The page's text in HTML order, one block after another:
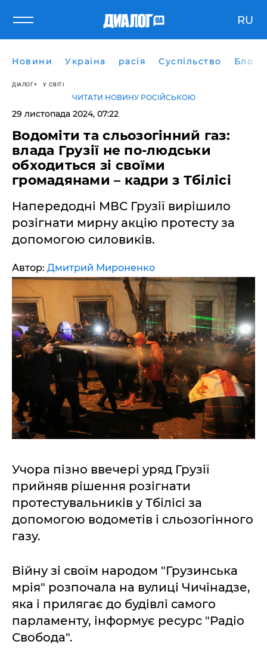
RU
Новини Україна расія Суспільство Блоги
ДІАЛОГ У СВІТІ
ЧИТАТИ НОВИНУ РОСІЙСЬКОЮ
29 листопада 2024, 07:22
Водоміти та сльозогінний газ:
влада Грузії не по-людськи
обходиться зі своїми
громадянами – кадри з Тбілісі
Напередодні МВС Грузії вирішило
розігнати мирну акцію протесту за
допомогою силовиків.
Автор: Дмитрий Мироненко
Учора пізно ввечері уряд Грузії
прийняв рішення розігнати
протестувальників у Тбілісі за
допомогою водометів і сльозогінного
газу.
Війну зі своїм народом "Грузинська
мрія" розпочала на вулиці Чичінадзе,
яка і прилягає до будівлі самого
парламенту, інформує ресурс "Радіо
Свобода".